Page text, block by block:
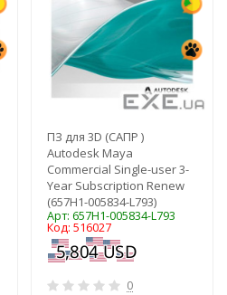
ПЗ для 3D (САПР )
Autodesk Maya
Commercial Single-user 3-
Year Subscription Renew
(657H1-005834-L793)
Арт: 657H1-005834-L793
Код: 516027
0